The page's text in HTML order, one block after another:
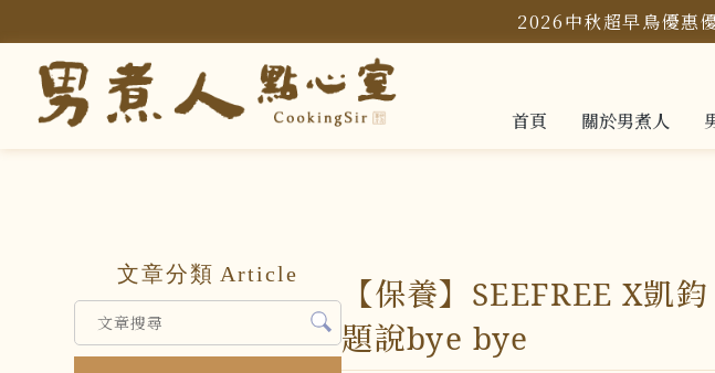
2026中秋超早鳥優惠
首頁
關於男煮人
文章分類 Article
【保養】SEEFREE X凱
題說bye bye